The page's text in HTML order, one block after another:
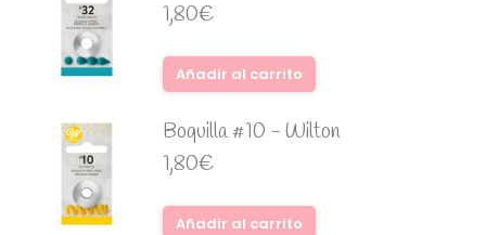
1,80€
Añadir al carrito
Boquilla #10 - Wilton
1,80€
Añadir al carrito